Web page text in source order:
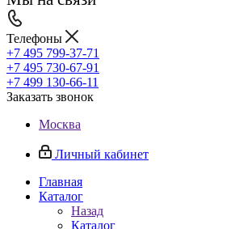
Телефоны
+7 495 799-37-71
+7 495 730-67-91
+7 499 130-66-11
Заказать звонок
Москва
Личный кабинет
Главная
Каталог
Назад
Каталог